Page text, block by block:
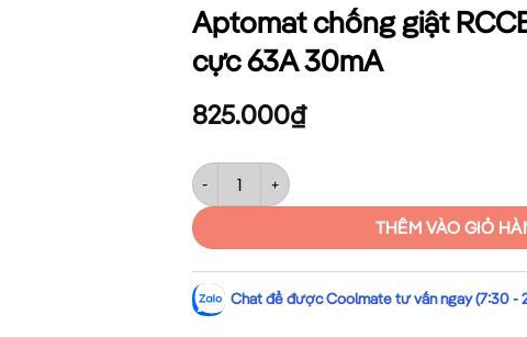
Aptomat chống giật
cực 63A 30mA
825.000₫
Aptomat chống giật RCCB Sino VLL45N 4 cực
THÊM VÀO GIỎ
Chat để được Coolmate tư vấn ngay (7:30 -